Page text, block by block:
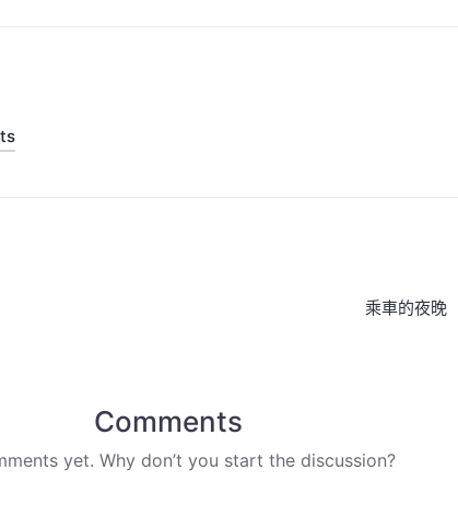
乘車的夜晚
Comments
yet. Why don’t you start the discussion?